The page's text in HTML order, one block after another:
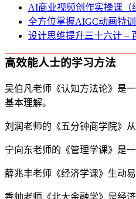
AI商业视频创作实操课（
全方位掌握AIGC动画特
设计思维提升三十六计 –
高效能人士的学习方法
吴伯凡老师《认知方法论》是
基本理解。
刘润老师的《五分钟商学院》
宁向东老师的《管理学课》是
薛兆丰老师《经济学课》生动易
香帅老师《北大金融学》是经